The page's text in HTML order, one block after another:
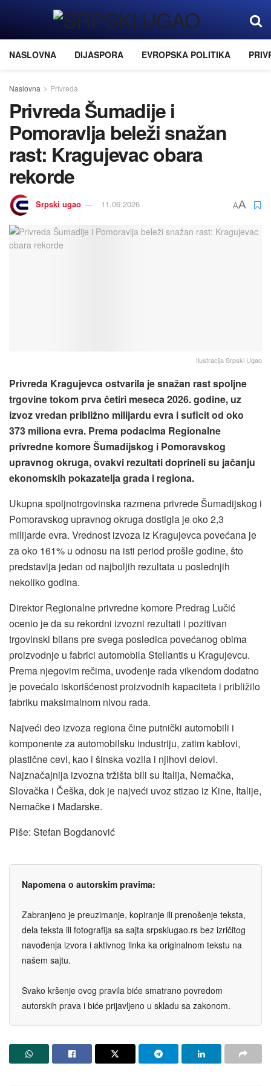
NASLOVNA DIJASPORA EVROPSKA POLITIKA
Naslovna Privreda
Privreda Šumadije i
Pomoravlja beleži snažan
rast: Kragujevac obara
rekorde
Srpski ugao 11.06.2026 AA
Ilustracija Srpski Ugao
Privreda Kragujevca ostvarila je snažan rast spoljne
trgovine tokom prva četiri meseca 2026. godine, uz
izvoz vredan približno milijardu evra i suficit od oko
373 miliona evra. Prema podacima Regionalne
privredne komore Šumadijskog i Pomoravskog
upravnog okruga, ovakvi rezultati doprineli su jačanju
ekonomskih pokazatelja grada i regiona.
Ukupna spoljnotrgovinska razmena privrede Šumadijskog i
Pomoravskog upravnog okruga dostigla je oko 2,3
milijarde evra. Vrednost izvoza iz Kragujevca povećana je
za oko 161% u odnosu na isti period prošle godine, što
predstavlja jedan od najboljih rezultata u poslednjih
nekoliko godina.
Direktor Regionalne privredne komore Predrag Lučić
ocenio je da su rekordni izvozni rezultati i pozitivan
trgovinski bilans pre svega posledica povećanog obima
proizvodnje u fabrici automobila Stellantis u Kragujevcu.
Prema njegovim rečima, uvođenje rada vikendom dodatno
je povećalo iskorišćenost proizvodnih kapaciteta i približilo
fabriku maksimalnom nivou rada.
Najveći deo izvoza regiona čine putnički automobili i
komponente za automobilsku industriju, zatim kablovi,
plastične cevi, kao i šinska vozila i njihovi delovi.
Najznačajnija izvozna tržišta bili su Italija, Nemačka,
Slovačka i Češka, dok je najveći uvoz stizao iz Kine, Italije,
Nemačke i Mađarske.
Piše: Stefan Bogdanović
Napomena o autorskim pravima:
Zabranjeno je preuzimanje, kopiranje ili prenošenje teksta,
dela teksta ili fotografija sa sajta srpskiugao.rs bez izričitog
navođenja izvora i aktivnog linka ka originalnom tekstu na
našem sajtu.
Svako kršenje ovog pravila biće smatrano povredom
autorskih prava i biće prijavljeno u skladu sa zakonom.